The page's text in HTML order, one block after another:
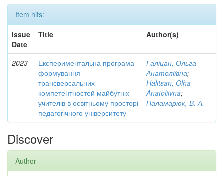
Item hits:
Issue
Date
Title Author(s)
2023
Експериментальна програма
формування
трансверсальних
компетентностей майбутніх
учителів в освітньому просторі
педагогічного університету
Галіцан, Ольга
Анатоліївна;
Halitsan, Olha
Anatoliivna;
Паламарюк, В. А.
Discover
Author